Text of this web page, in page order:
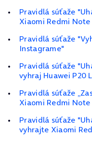
Pravidlá súťaže
Xiaomi Redmi
Pravidlá súťaže
Instagrame"
Pravidlá súťaže
vyhraj Huawei P20
Pravidlá súťaže
Xiaomi Redmi Note
Pravidlá súťaže
vyhrajte Xiaomi